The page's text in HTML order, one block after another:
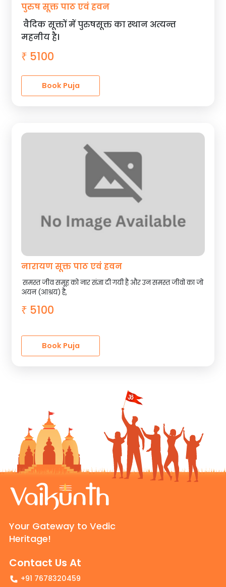
पुरुष सूक्त पाठ एवं हवन
वैदिक सूक्तों में पुरुषसूक्त का स्थान अत्यन्त
महनीय है।
₹ 5100
Book Puja
नारायण सूक्त पाठ एवं हवन
समस्त जीव समूह को नार संज्ञा दी गयी है और उन समस्त जीवों का जो
अयन (आश्रय) है,
₹ 5100
Book Puja
Your Gateway to Vedic
Heritage!
Contact Us At
+91 7678320459